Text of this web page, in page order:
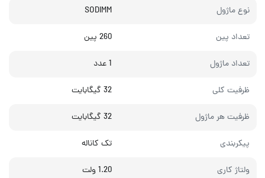
نوع ماژول SODIMM
تعداد پین 260 پین
تعداد ماژول 1 عدد
ظرفیت کلی 32 گیگابایت
ظرفیت هر ماژول 32 گیگابایت
پیکربندی تک کاناله
ولتاژ کاری 1.20 ولت